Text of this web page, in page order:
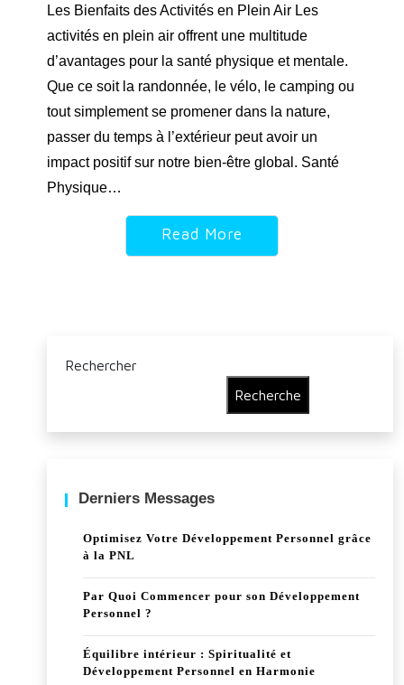
Les Bienfaits des Activités en Plein Air Les
activités en plein air offrent une multitude
d’avantages pour la santé physique et mentale.
Que ce soit la randonnée, le vélo, le camping ou
tout simplement se promener dans la nature,
passer du temps à l’extérieur peut avoir un
impact positif sur notre bien-être global. Santé
Physique…
Read More
Rechercher
Recherche
Derniers Messages
Optimisez Votre Développement Personnel grâce
à la PNL
Par Quoi Commencer pour son Développement
Personnel ?
Équilibre intérieur : Spiritualité et
Développement Personnel en Harmonie